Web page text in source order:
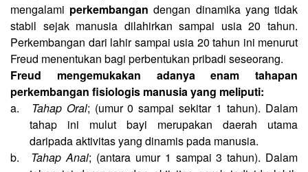
mengalami perkembangan dengan dinamika yang tidak
stabil sejak manusia dilahirkan sampai usia 20 tahun.
Perkembangan dari lahir sampai usia 20 tahun ini menurut
Freud menentukan bagi perbentukan pribadi seseorang.
Freud mengemukakan adanya enam tahapan
perkembangan fisiologis manusia yang meliputi:
a.
Tahap Oral; (umur 0 sampai sekitar 1 tahun). Dalam
tahap ini mulut bayi merupakan daerah utama
daripada aktivitas yang dinamis pada manusia.
b.
Tahap Anal; (antara umur 1 sampai 3 tahun). Dalam